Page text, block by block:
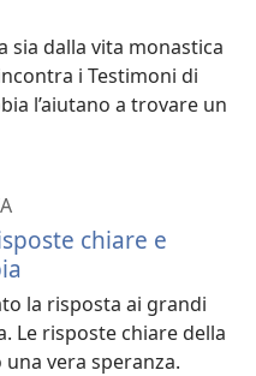
sia dalla vita monastica
i Testimoni di
l’aiutano a trovare un
chiare e
la risposta ai grandi
Le risposte chiare della
vera speranza.